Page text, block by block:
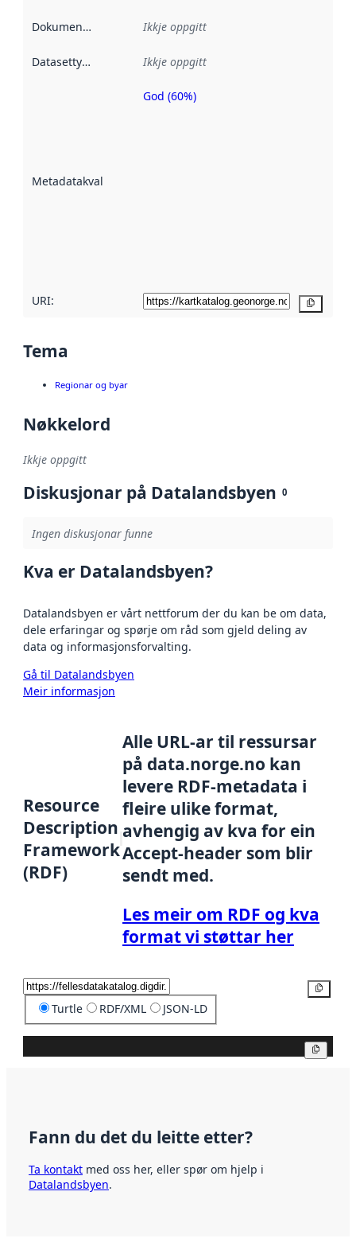
Dokumentasjon Ikkje oppgitt
Datasettype Ikkje oppgitt
Metadatakvalitet
Metadatakvalitet
God (60%)
URI:
Tema
Regionar og byar
Nøkkelord
Ikkje oppgitt
Diskusjonar på Datalandsbyen 0
Ingen diskusjonar funne
Kva er Datalandsbyen?
Datalandsbyen er vårt nettforum der du kan be om data,
dele erfaringar og spørje om råd som gjeld deling av
data og informasjonsforvalting.
Gå til Datalandsbyen
Meir informasjon
Resource
Description
Framework
(RDF)
Alle URL-ar til ressursar
på data.norge.no kan
levere RDF-metadata i
fleire ulike format,
avhengig av kva for ein
Accept-header som blir
sendt med.
Les meir om RDF og kva
format vi støttar her
Turtle RDF/XML JSON-LD
Fann du det du leitte etter?
Ta kontakt med oss her, eller spør om hjelp i
Datalandsbyen.